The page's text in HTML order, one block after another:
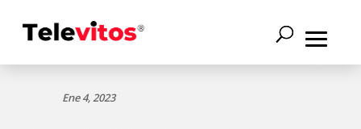
Ene 4, 2023